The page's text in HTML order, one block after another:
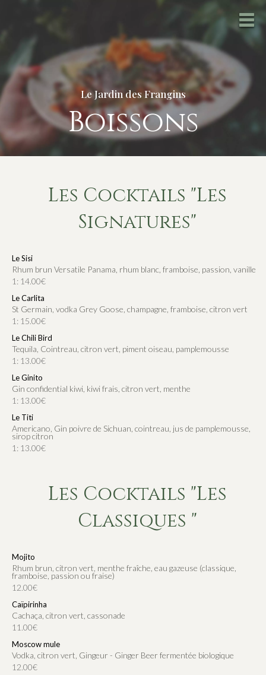
Le Jardin des Frangins
Boissons
Les Cocktails "Les
Signatures"
Le Sisi
Rhum brun Versatile Panama, rhum blanc, framboise, passion, vanille
1: 14.00€
Le Carlita
St Germain, vodka Grey Goose, champagne, framboise, citron vert
1: 15.00€
Le Chili Bird
Tequila, Cointreau, citron vert, piment oiseau, pamplemousse
1: 13.00€
Le Ginito
Gin confidential kiwi, kiwi frais, citron vert, menthe
1: 13.00€
Le Titi
Americano, Gin poivre de Sichuan, cointreau, jus de pamplemousse,
sirop citron
1: 13.00€
Les Cocktails "Les
Classiques "
Mojito
Rhum brun, citron vert, menthe fraîche, eau gazeuse (classique,
framboise, passion ou fraise)
12.00€
Caïpirinha
Cachaça, citron vert, cassonade
11.00€
Moscow mule
Vodka, citron vert, Gingeur - Ginger Beer fermentée biologique
12.00€